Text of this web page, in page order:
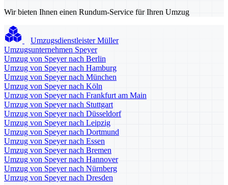
Wir bieten Ihnen einen Rundum-Service für Ihren Umzug
Umzugsdienstleister Müller
Umzugsunternehmen Speyer
Umzug von Speyer nach Berlin
Umzug von Speyer nach Hamburg
Umzug von Speyer nach München
Umzug von Speyer nach Köln
Umzug von Speyer nach Frankfurt am Main
Umzug von Speyer nach Stuttgart
Umzug von Speyer nach Düsseldorf
Umzug von Speyer nach Leipzig
Umzug von Speyer nach Dortmund
Umzug von Speyer nach Essen
Umzug von Speyer nach Bremen
Umzug von Speyer nach Hannover
Umzug von Speyer nach Nürnberg
Umzug von Speyer nach Dresden